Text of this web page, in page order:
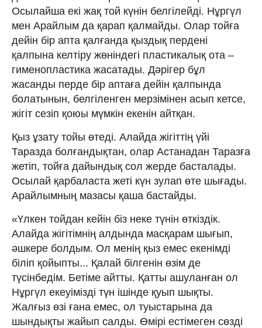
Осылайша екі жақ той күнін белгілейді. Нұргүл
мен Арайлым да қарап қалмайды. Олар тойға
дейін бір апта қалғанда қыздық пердені
қалпына келтіру жөніндегі пластикалық ота –
гименопластика жасатады. Дәрігер бұл
жасанды перде бір аптаға дейін қалпында
болатынын, белгіленген мерзімінен асып кетсе,
жігіт сезіп қоюы мүмкін екенін айтқан.
Қыз ұзату тойы өтеді. Алайда жігіттің үйі
Таразда болғандықтан, олар Астанадан Таразға
жетіп, тойға дайындық сол жерде басталады.
Осылай қарбаласта жеті күн зулап өте шығады.
Арайлымның мазасы қаша бастайды.
«Үлкен тойдан кейін біз неке түнін өткіздік.
Алайда жігітімнің алдында масқарам шығып,
әшкере болдым. Ол менің қыз емес екенімді
біліп қойыпты... Қалай білгенін өзім де
түсінбедім. Бетіме айтты. Қатты ашуланған ол
Нұргүл екеуімізді түн ішінде қуып шықты.
Жалғыз өзі ғана емес, ол туыстарына да
шындықты жайып салды. Өмірі естімеген сөзді